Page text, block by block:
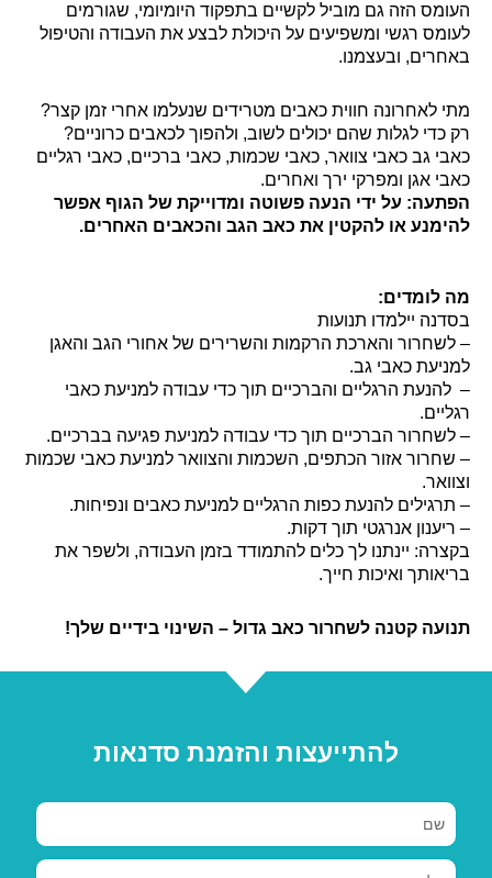
הזה גם מוביל לקשיים בתפקוד היומיומי, שגורמים
רגשי ומשפיעים על היכולת לבצע את העבודה והטיפול
ובעצמנו.
לאחרונה חווית כאבים מטרידים שנעלמו אחרי זמן קצר?
לגלות שהם יכולים לשוב, ולהפוך לכאבים כרוניים?
גב כאבי צוואר, כאבי שכמות, כאבי ברכיים, כאבי רגליים
אגן ומפרקי ירך ואחרים.
על ידי הנעה פשוטה ומדוייקת של הגוף אפשר
או להקטין את כאב הגב והכאבים האחרים.
לומדים:
יילמדו תנועות
והארכת הרקמות והשרירים של אחורי הגב והאגן
כאבי גב.
הרגליים והברכיים תוך כדי עבודה למניעת כאבי
הברכיים תוך כדי עבודה למניעת פגיעה בברכיים.
אזור הכתפים, השכמות והצוואר למניעת כאבי שכמות
להנעת כפות הרגליים למניעת כאבים ונפיחות.
אנרגטי תוך דקות.
יינתנו לך כלים להתמודד בזמן העבודה, ולשפר את
ואיכות חייך.
קטנה לשחרור כאב גדול – השינוי בידיים שלך!
להתייעצות והזמנת סדנאות